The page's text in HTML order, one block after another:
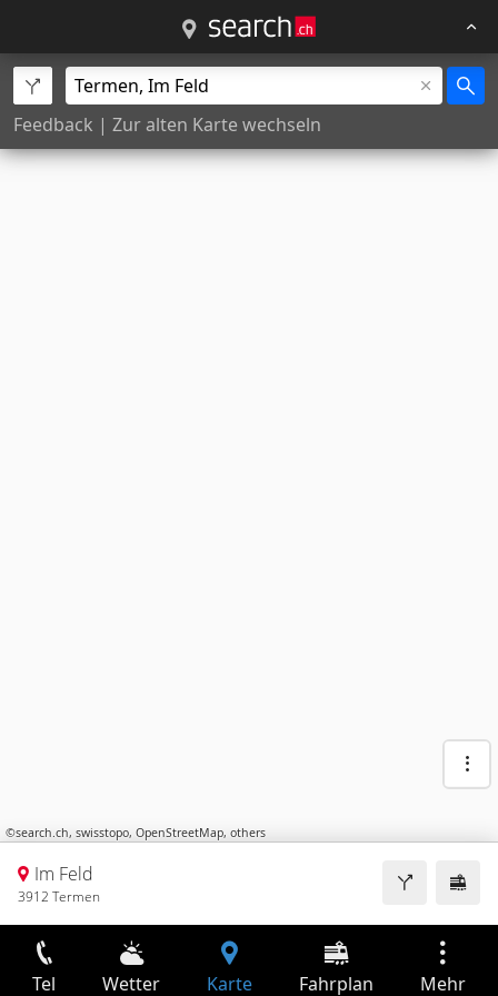
Feedback | Zur alten Karte wechseln
©search.ch, swisstopo, OpenStreetMap, others
Im Feld
3912 Termen
Tel Wetter Karte Fahrplan Mehr